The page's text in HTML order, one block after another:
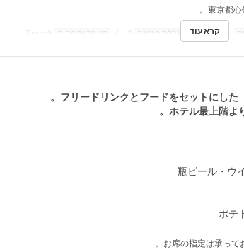
ארוחת ערב מגבלת הזמנה קטגוריית מקום קרא עוד
フリードリンクとフードをセットにした
ホテル最上階よ
瓶ビール・ウ
ポテ